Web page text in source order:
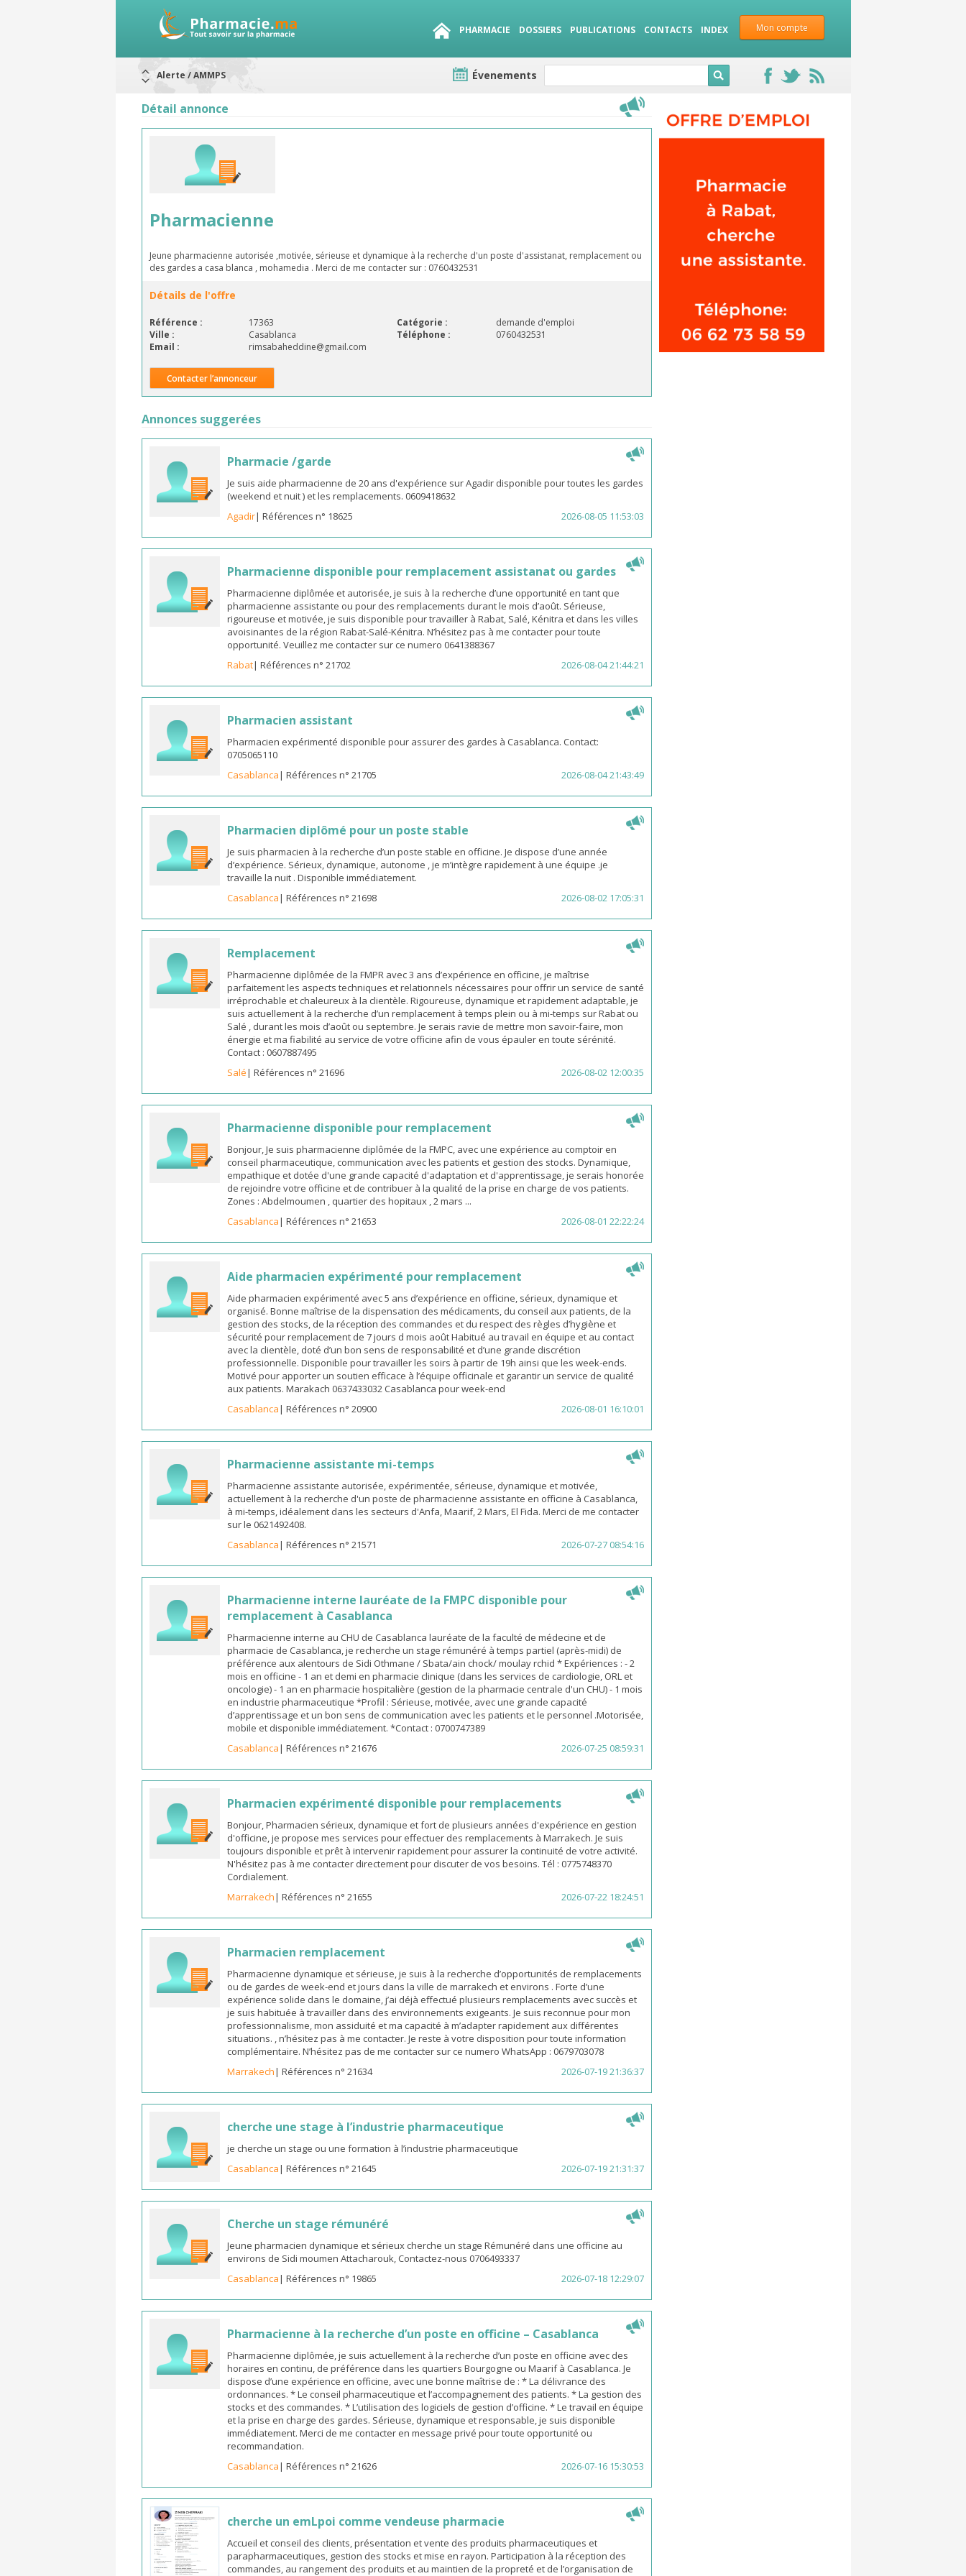
Mon compte
PHARMACIE DOSSIERS PUBLICATIONS CONTACTS INDEX
Alerte / AMMPS
ARRÊT DE COMMERCIALISATION
Rappel de lots : préparations lactées
Évenements
Détail annonce
Pharmacienne
Jeune pharmacienne autorisée ,motivée, sérieuse et dynamique à la recherche d'un poste d'assistanat, remplacement ou
des gardes a casa blanca , mohamedia . Merci de me contacter sur : 0760432531
Détails de l'offre
Référence : 17363 Catégorie :
demande d'emploi
Ville :
Casablanca Téléphone :
0760432531
Email :
rimsabaheddine@gmail.com
Contacter l’annonceur
Annonces suggerées
Pharmacie /garde
Je suis aide pharmacienne de 20 ans d'expérience sur Agadir disponible pour toutes les gardes
(weekend et nuit ) et les remplacements. 0609418632
Agadir| Références n° 18625 2026-08-05 11:53:03
Pharmacienne disponible pour remplacement assistanat ou gardes
Pharmacienne diplômée et autorisée, je suis à la recherche d’une opportunité en tant que
pharmacienne assistante ou pour des remplacements durant le mois d’août. Sérieuse,
rigoureuse et motivée, je suis disponible pour travailler à Rabat, Salé, Kénitra et dans les villes
avoisinantes de la région Rabat-Salé-Kénitra. N’hésitez pas à me contacter pour toute
opportunité. Veuillez me contacter sur ce numero 0641388367
Rabat| Références n° 21702 2026-08-04 21:44:21
Pharmacien assistant
Pharmacien expérimenté disponible pour assurer des gardes à Casablanca. Contact:
0705065110
Casablanca| Références n° 21705 2026-08-04 21:43:49
Pharmacien diplômé pour un poste stable
Je suis pharmacien à la recherche d’un poste stable en officine. Je dispose d’une année
d’expérience. Sérieux, dynamique, autonome , je m’intègre rapidement à une équipe .je
travaille la nuit . Disponible immédiatement.
Casablanca| Références n° 21698 2026-08-02 17:05:31
Remplacement
Pharmacienne diplômée de la FMPR avec 3 ans d’expérience en officine, je maîtrise
parfaitement les aspects techniques et relationnels nécessaires pour offrir un service de santé
irréprochable et chaleureux à la clientèle. Rigoureuse, dynamique et rapidement adaptable, je
suis actuellement à la recherche d’un remplacement à temps plein ou à mi-temps sur Rabat ou
Salé , durant les mois d’août ou septembre. Je serais ravie de mettre mon savoir-faire, mon
énergie et ma fiabilité au service de votre officine afin de vous épauler en toute sérénité.
Contact : 0607887495
Salé| Références n° 21696 2026-08-02 12:00:35
Pharmacienne disponible pour remplacement
Bonjour, Je suis pharmacienne diplômée de la FMPC, avec une expérience au comptoir en
conseil pharmaceutique, communication avec les patients et gestion des stocks. Dynamique,
empathique et dotée d'une grande capacité d'adaptation et d'apprentissage, je serais honorée
de rejoindre votre officine et de contribuer à la qualité de la prise en charge de vos patients.
Zones : Abdelmoumen , quartier des hopitaux , 2 mars ...
Casablanca| Références n° 21653 2026-08-01 22:22:24
Aide pharmacien expérimenté pour remplacement
Aide pharmacien expérimenté avec 5 ans d’expérience en officine, sérieux, dynamique et
organisé. Bonne maîtrise de la dispensation des médicaments, du conseil aux patients, de la
gestion des stocks, de la réception des commandes et du respect des règles d’hygiène et
sécurité pour remplacement de 7 jours d mois août Habitué au travail en équipe et au contact
avec la clientèle, doté d’un bon sens de responsabilité et d’une grande discrétion
professionnelle. Disponible pour travailler les soirs à partir de 19h ainsi que les week-ends.
Motivé pour apporter un soutien efficace à l’équipe officinale et garantir un service de qualité
aux patients. Marakach 0637433032 Casablanca pour week-end
Casablanca| Références n° 20900 2026-08-01 16:10:01
Pharmacienne assistante mi-temps
Pharmacienne assistante autorisée, expérimentée, sérieuse, dynamique et motivée,
actuellement à la recherche d'un poste de pharmacienne assistante en officine à Casablanca,
à mi-temps, idéalement dans les secteurs d'Anfa, Maarif, 2 Mars, El Fida. Merci de me contacter
sur le 0621492408.
Casablanca| Références n° 21571 2026-07-27 08:54:16
Pharmacienne interne lauréate de la FMPC disponible pour
remplacement à Casablanca
Pharmacienne interne au CHU de Casablanca lauréate de la faculté de médecine et de
pharmacie de Casablanca, je recherche un stage rémunéré à temps partiel (après-midi) de
préférence aux alentours de Sidi Othmane / Sbata/ain chock/ moulay rchid * Expériences : - 2
mois en officine - 1 an et demi en pharmacie clinique (dans les services de cardiologie, ORL et
oncologie) - 1 an en pharmacie hospitalière (gestion de la pharmacie centrale d'un CHU) - 1 mois
en industrie pharmaceutique *Profil : Sérieuse, motivée, avec une grande capacité
d’apprentissage et un bon sens de communication avec les patients et le personnel .Motorisée,
mobile et disponible immédiatement. *Contact : 0700747389
Casablanca| Références n° 21676 2026-07-25 08:59:31
Pharmacien expérimenté disponible pour remplacements
Bonjour, Pharmacien sérieux, dynamique et fort de plusieurs années d'expérience en gestion
d'officine, je propose mes services pour effectuer des remplacements à Marrakech. Je suis
toujours disponible et prêt à intervenir rapidement pour assurer la continuité de votre activité.
N'hésitez pas à me contacter directement pour discuter de vos besoins. Tél : 0775748370
Cordialement.
Marrakech| Références n° 21655 2026-07-22 18:24:51
Pharmacien remplacement
Pharmacienne dynamique et sérieuse, je suis à la recherche d’opportunités de remplacements
ou de gardes de week-end et jours dans la ville de marrakech et environs . Forte d’une
expérience solide dans le domaine, j’ai déjà effectué plusieurs remplacements avec succès et
je suis habituée à travailler dans des environnements exigeants. Je suis reconnue pour mon
professionnalisme, mon assiduité et ma capacité à m’adapter rapidement aux différentes
situations. , n’hésitez pas à me contacter. Je reste à votre disposition pour toute information
complémentaire. N’hésitez pas de me contacter sur ce numero WhatsApp : 0679703078
Marrakech| Références n° 21634 2026-07-19 21:36:37
cherche une stage à l’industrie pharmaceutique
je cherche un stage ou une formation à l’industrie pharmaceutique
Casablanca| Références n° 21645 2026-07-19 21:31:37
Cherche un stage rémunéré
Jeune pharmacien dynamique et sérieux cherche un stage Rémunéré dans une officine au
environs de Sidi moumen Attacharouk, Contactez-nous 0706493337
Casablanca| Références n° 19865 2026-07-18 12:29:07
Pharmacienne à la recherche d’un poste en officine – Casablanca
Pharmacienne diplômée, je suis actuellement à la recherche d’un poste en officine avec des
horaires en continu, de préférence dans les quartiers Bourgogne ou Maarif à Casablanca. Je
dispose d’une expérience en officine, avec une bonne maîtrise de : * La délivrance des
ordonnances. * Le conseil pharmaceutique et l’accompagnement des patients. * La gestion des
stocks et des commandes. * L’utilisation des logiciels de gestion d’officine. * Le travail en équipe
et la prise en charge des gardes. Sérieuse, dynamique et responsable, je suis disponible
immédiatement. Merci de me contacter en message privé pour toute opportunité ou
recommandation.
Casablanca| Références n° 21626 2026-07-16 15:30:53
cherche un emLpoi comme vendeuse pharmacie
Accueil et conseil des clients, présentation et vente des produits pharmaceutiques et
parapharmaceutiques, gestion des stocks et mise en rayon. Participation à la réception des
commandes, au rangement des produits et au maintien de la propreté et de l’organisation de